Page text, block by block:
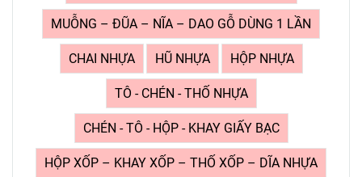
MUỖNG – ĐŨA – NĨA – DAO GỖ DÙNG 1 LẦN
CHAI NHỰA HŨ NHỰA HỘP NHỰA
TÔ - CHÉN - THỐ NHỰA
CHÉN - TÔ - HỘP - KHAY GIẤY BẠC
HỘP XỐP – KHAY XỐP – THỐ XỐP – DĨA NHỰA